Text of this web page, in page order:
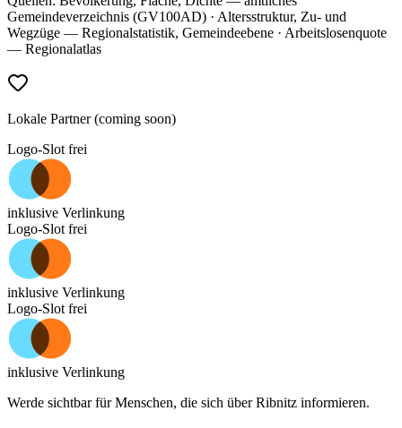
Gemeindeverzeichnis (GV100AD) · Altersstruktur, Zu- und
Wegzüge — Regionalstatistik, Gemeindeebene · Arbeitslosenquote
— Regionalatlas
Lokale Partner (coming soon)
Logo-Slot frei
inklusive Verlinkung
Logo-Slot frei
inklusive Verlinkung
Logo-Slot frei
inklusive Verlinkung
Werde sichtbar für Menschen, die sich überRibnitz informieren.